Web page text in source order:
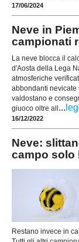
17/06/2024
Neve in
campionati
La neve blocca il
d'Aosta della Lega
atmosferiche
abbondanti nevicate
valdostano e
giuoco oltre all ...
16/12/2022
Neve:
campo solo
Restano invece in